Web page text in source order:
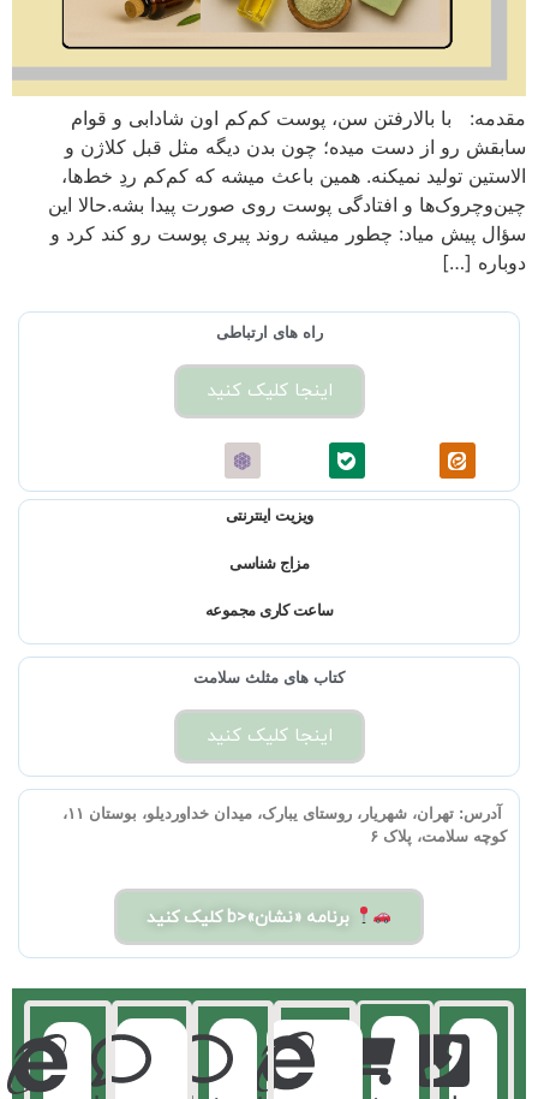
مقدمه: با بالارفتن سن، پوست کم‌کم اون شادابی و قوام
سابقش رو از دست میده؛ چون بدن دیگه مثل قبل کلاژن و
الاستین تولید نمیکنه. همین باعث میشه که کم‌کم ردِ خط‌ها،
چین‌وچروک‌ها و افتادگی پوست روی صورت پیدا بشه.حالا این
سؤال پیش میاد: چطور میشه روند پیری پوست رو کند کرد و
دوباره […]
راه های ارتباطی
اینجا کلیک کنید
ویزیت اینترنتی
مزاج شناسی
ساعت کاری مجموعه
کتاب های مثلث سلامت
اینجا کلیک کنید
آدرس:
تهران، شهریار، روستای یبارک، میدان خداوردیلو، بوستان ۱۱،
کوچه سلامت، پلاک ۶
برنامه «نشان»<b کلیک کنید